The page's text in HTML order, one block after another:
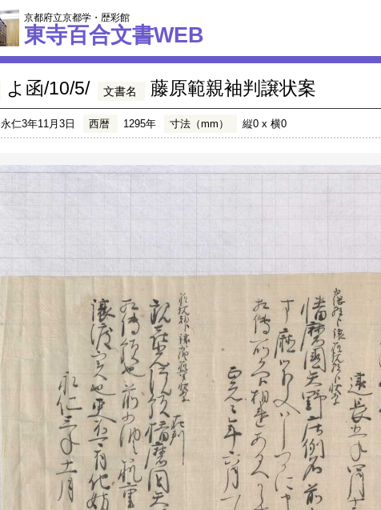
京都府立京都学・歴彩館
東寺百合文書WEB
よ函/10/5/ 文書名 藤原範親袖判譲状案
永仁3年11月3日 西暦 1295年 寸法（mm） 縦0 x 横0